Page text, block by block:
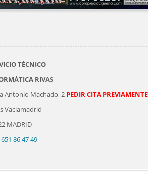
TÉCNICO
RIVAS
Antonio Machado, 2 PEDIR CITA PREVIAMENTE
Vaciamadrid
MADRID
651 86 47 49